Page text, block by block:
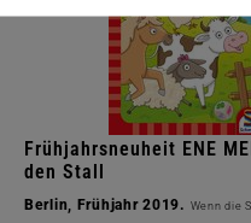
Frühjahrsneuheit ENE
den Stall
Berlin, Frühjahr 2019. Wenn die